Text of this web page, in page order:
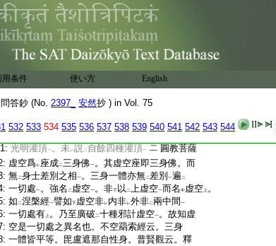
用条件 使い方 English
答鈔 (No. 2397_ 安然抄 ) in Vol. 75
532 533 534 535 536 537 538 539 540 541 542 543 544
答。天台通別教中不 見二 尼吒灌頂受位之文
然以二 天台判 唯識瑜伽佛地論等爲 通教
彼中所レ 説菩薩十地滿足後報利益。往
天 一現報利益。入二金剛定 一斷レ習成佛。是屬二何
彼大菩薩十地滿心運 レ 心身直往二 色究竟
華 而不可説海會菩薩前後圍遶。十方法界
諸佛菩薩放 大光明 入 菩薩頂 。以 無垢繒
繋 於頂上 。授 法王位 尊重讃嘆。此中唯説
光明灌頂一。未 レ説二 自餘四種灌頂一 二 圓教菩薩
虚空爲レ座成二三身佛一。其虚空座即三身佛。而
無二身士差別之相一。三身一體亦無二差別 一遍 二
一切處一。強名 二 虚空一。非下 以 二上虚空一而名 中虚空 上 。
如 二涅槃經一譬如下虚空非レ内非レ外非二兩中間 一
一切處有 上 。乃至廣破 二十種邪計虚空一。故知虚
空是一切處之異名也。不空羂索經云。三身
一體皆平等。毘盧遮那自性身。普賢觀云。釋